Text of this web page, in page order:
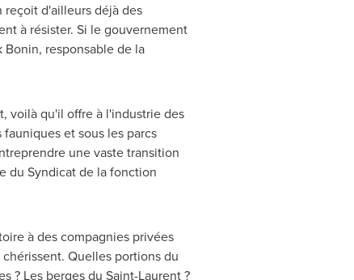
d'ailleurs déjà des
à résister. Si le gouvernement
Bonin, responsable de la
voilà qu'il offre à l'industrie des
et sous les parcs
une vaste transition
du Syndicat de la fonction
à des compagnies privées
Quelles portions du
? Les berges du Saint-Laurent?